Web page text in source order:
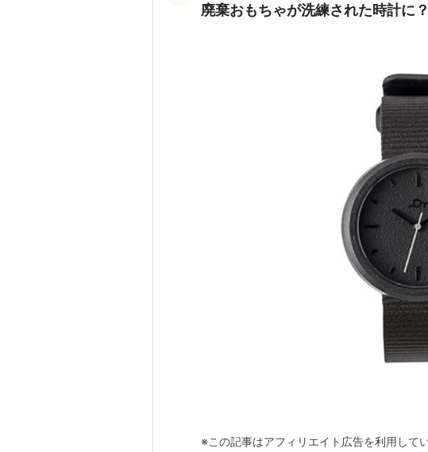
廃棄おもちゃが洗練された時計に
※この記事はアフィリエイト広告を利用して